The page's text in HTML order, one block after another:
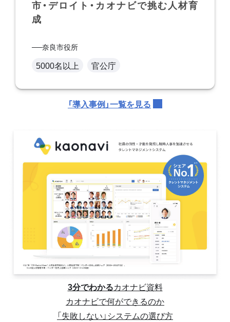
市・デロイト・カオナビで挑む人材育
成
奈良市役所
5000名以上 官公庁
「導入事例」一覧を見る
3分でわかるカオナビ資料
カオナビで何ができるのか
「失敗しない」システムの選び方